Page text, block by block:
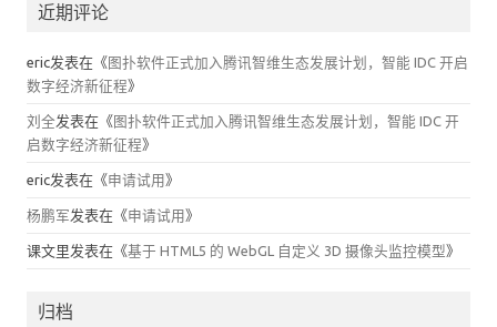
近期评论
eric发表在《 图扑软件正式加入腾讯智维生态发展计划，智能 IDC 开启
数字经济新征程》
刘全发表在《 图扑软件正式加入腾讯智维生态发展计划，智能 IDC 开
启数字经济新征程》
eric发表在《申请试用 》
杨鹏军发表在《申请试用 》
课文里发表在《基于 HTML5 的 WebGL 自定义 3D 摄像头监控模型》
归档